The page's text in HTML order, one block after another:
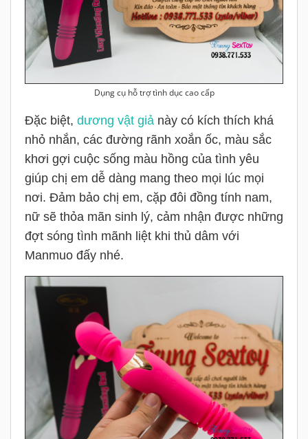
Dụng cụ hỗ trợ tình dục cao cấp
Đặc biệt, dương vật giả này có kích thích khá
nhỏ nhắn, các đường rãnh xoắn ốc, màu sắc
khơi gợi cuộc sống màu hồng của tình yêu
giúp chị em dễ dàng mang theo mọi lúc mọi
nơi. Đảm bảo chị em, cặp đôi đồng tính nam,
nữ sẽ thỏa mãn sinh lý, cảm nhận được những
đợt sóng tình mãnh liệt khi thủ dâm với
Manmuo đấy nhé.